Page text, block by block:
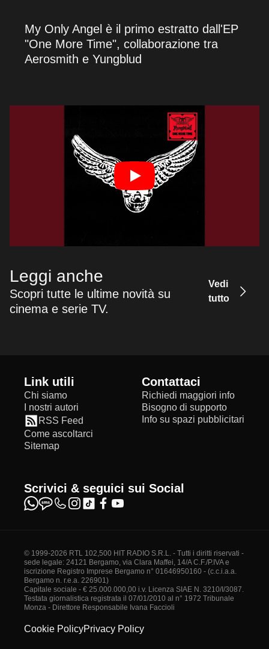
My Only Angel è il primo estratto dall'EP
"One More Time", collaborazione tra
Aerosmith e Yungblud
Leggi anche
Scopri tutte le ultime novità su
cinema e serie TV.
Vedi
tutto
Link utili
Chi siamo
I nostri autori
RSS Feed
Come ascoltarci
Sitemap
Contattaci
Richiedi maggiori info
Bisogno di supporto
Info su spazi pubblicitari
Scrivici & seguici sui Social
© 1999-2026 RTL 102,500 HIT RADIO S.R.L. - Tutti i diritti riservati -
sede legale: 24121 Bergamo, via Clara Maffei, 14/A C.F./P.IVA e
iscrizione Registro Imprese Bergamo n° 01646950160 - (c.c.i.a.a.
Bergamo n. r.e.a. 226901)
Capitale sociale - € 25.000.000,00 i.v. Licenza SIAE N. 3210/I/3087.
Testata giornalistica registrata il 07/01/2010 al n° 1972 Tribunale
Monza - Direttore Responsabile Ivana Faccioli
Cookie PolicyPrivacy Policy